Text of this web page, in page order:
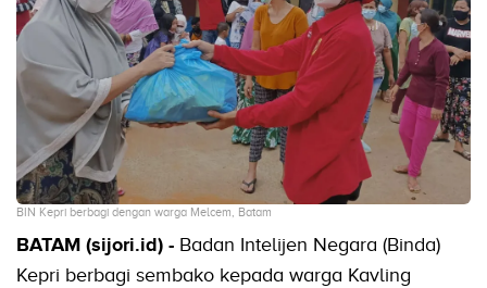
BIN Kepri berbagi dengan warga Melcem, Batam
BATAM (sijori.id) - Badan Intelijen Negara (Binda)
Kepri berbagi sembako kepada warga Kavling